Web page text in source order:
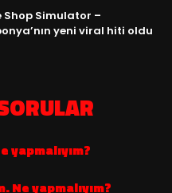
Shop Simulator –
yeni viral hiti oldu
yapmalıyım?
Ne yapmalıyım?